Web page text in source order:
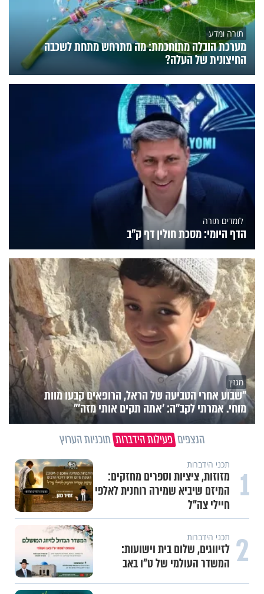
תורה ומדע
מערכת הובלה מתוחכמת: מה מתרחש מתחת לשכבה
החיצונית של העלה?
לומדים תורה
הדף היומי: מסכת חולין דף ק"ב
מגזין
"שבוע אחרי הטביעה של הראל, הרופאים קבעו מוות
מוחי. אמרתי לקב"ה: 'אתה תקים אותי מזה'"
הנצפים פעילות הידברות תוכניות הערוץ
1 תכני הידברות
מזוזות, ציציות וספרים מחזקים:
המיזם שיביא שמירה רוחנית לאלפי
חיילי צה"ל
2 תכני הידברות
לזיווגים, שלום בית וישועות:
המשדר העולמי של ט"ו באב